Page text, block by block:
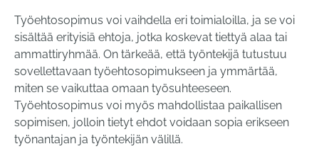
Työehtosopimus voi vaihdella eri toimialoilla, ja se voi
sisältää erityisiä ehtoja, jotka koskevat tiettyä alaa tai
ammattiryhmää. On tärkeää, että työntekijä tutustuu
sovellettavaan työehtosopimukseen ja ymmärtää,
miten se vaikuttaa omaan työsuhteeseen.
Työehtosopimus voi myös mahdollistaa paikallisen
sopimisen, jolloin tietyt ehdot voidaan sopia erikseen
työnantajan ja työntekijän välillä.